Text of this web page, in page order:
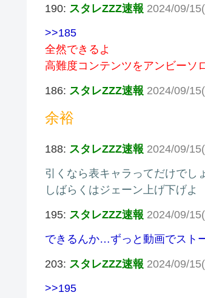
190: スタレZZZ速報 2024/09/
>>185
全然できるよ
高難度コンテンツをアンビーソ
186: スタレZZZ速報 2024/09/
余裕
188: スタレZZZ速報 2024/09/
引くなら表キャラってだけでしょ
しばらくはジェーン上げ下げよ
195: スタレZZZ速報 2024/09/
できるんか…ずっと動画でスト
203: スタレZZZ速報 2024/09/
>>195